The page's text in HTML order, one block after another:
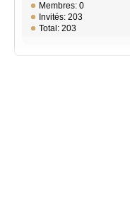
Membres: 0
Invités: 203
Total: 203